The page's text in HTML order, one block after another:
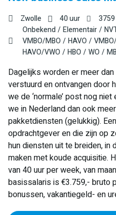
Zwolle 40 uur
3759
Onbekend
Elementair
VMBO/MBO
HAVO
HAVO/VWO
HBO WO
Dagelijks worden er meer
verstuurd en ontvangen door
we de ‘normale’ post nog
we in Nederland dan ook
pakketdiensten (gelukkig).
opdrachtgever en die zijn op
hun diensten uit te breiden,
maken met koude acquisitie.
van 40 uur per week, van
basissalaris is €3.759,- bruto
bonussen, vakantiegeld- en